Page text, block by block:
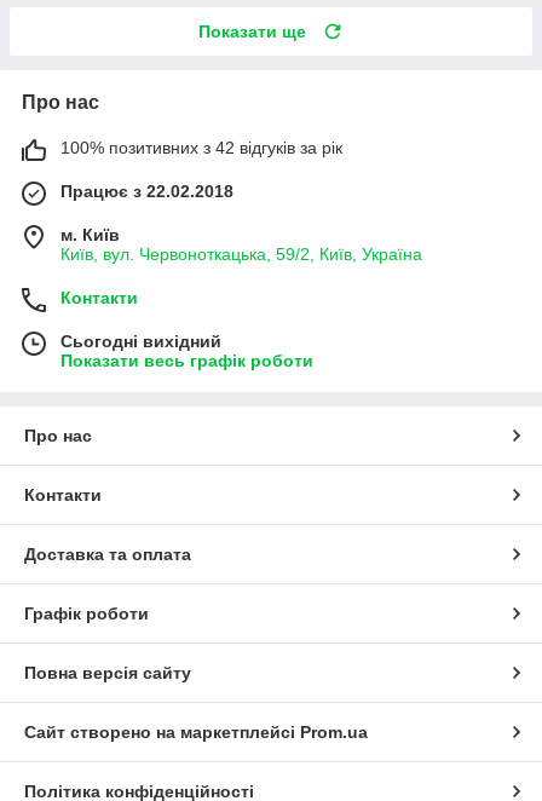
Показати ще
Про нас
100% позитивних з 42 відгуків за рік
Працює з 22.02.2018
м. Київ
Київ, вул. Червоноткацька, 59/2, Київ, Україна
Контакти
Сьогодні вихідний
Показати весь графік роботи
Про нас
Контакти
Доставка та оплата
Графік роботи
Повна версія сайту
Сайт створено на маркетплейсі Prom.ua
Політика конфіденційності